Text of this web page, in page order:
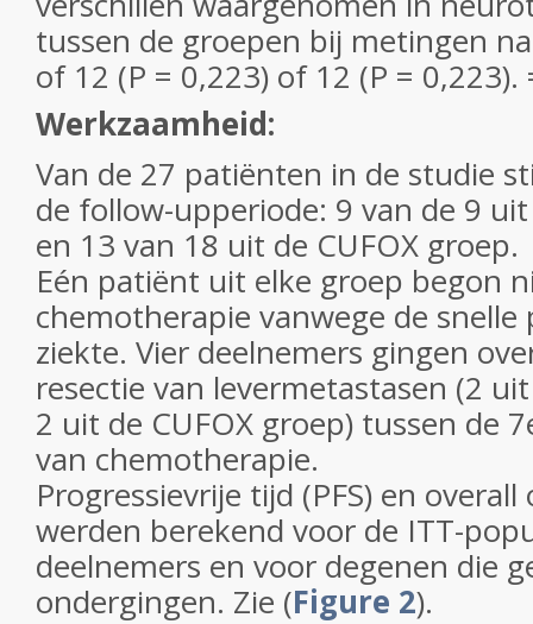
tussen de groepen bij metingen
of 12 (P = 0,223) of 12 (P = 0,223).
Werkzaamheid:
Van de 27 patiënten in de studie
de follow-upperiode: 9 van de 9
en 13 van 18 uit de CUFOX groep.
Eén patiënt uit elke groep begon
chemotherapie vanwege de snelle
ziekte. Vier deelnemers gingen
resectie van levermetastasen (2
2 uit de CUFOX groep) tussen de
van chemotherapie.
Progressievrije tijd (PFS) en overall
werden berekend voor de ITT-
deelnemers en voor degenen die
ondergingen. Zie (Figure 2).